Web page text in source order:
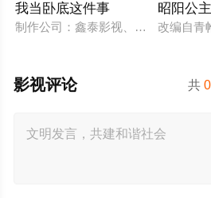
我当卧底这件事
制作公司：鑫泰影视、妙笔华章 题
昭阳公主
改编自青
共0
影视评论